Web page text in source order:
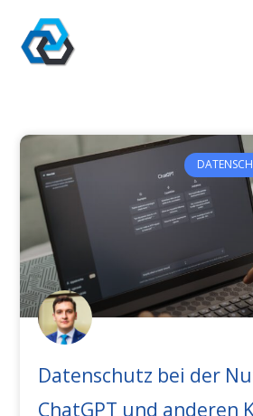
Inhalt
springen
Datenschutz bei der
ChatGPT und anderen